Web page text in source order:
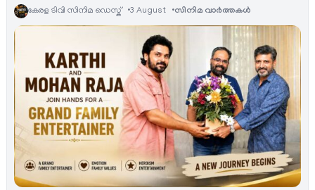
കേരള ടിവി സിനിമ ഡെസ്ക് 3 August സിനിമ വാര്‍ത്തകള്‍